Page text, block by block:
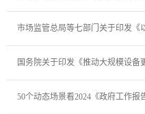
50个动态场景看2024《政府工作报